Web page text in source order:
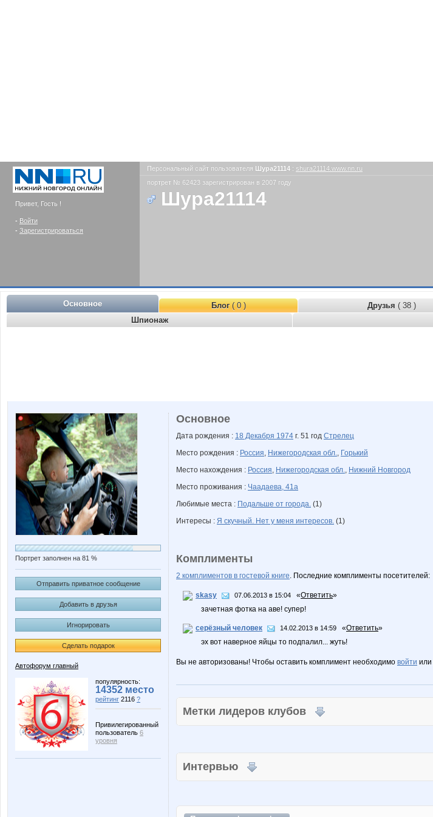
Привет, Гость !
- Войти
- Зарегистрироваться
Персональный сайт пользователя Шура21114 : shura21114.www.nn.ru
портрет № 62423 зарегистрирован в 2007 году
Шура21114
Основное Блог( 0 ) Друзья ( 38 )
Шпионаж
Портрет заполнен на 81 %
Отправить приватное сообщение
Добавить в друзья
Игнорировать
Сделать подарок
Автофорум главный
популярность:
14352 место
рейтинг 2116 ?
Привилегированный
пользователь 6
уровня
Основное
Дата рождения : 18 Декабря 1974 г. 51 год Стрелец
Место рождения : Россия, Нижегородская обл., Горький
Место нахождения : Россия, Нижегородская обл., Нижний Новгород
Место проживания : Чаадаева, 41а
Любимые места : Подальше от города. (1)
Интересы : Я скучный. Нет у меня интересов. (1)
Комплименты
2 комплиментов в гостевой книге. Последние комплименты посетителей:
skasy 07.06.2013 в 15:04 «Ответить»
зачетная фотка на аве! супер!
серёзный человек 14.02.2013 в 14:59 «Ответить»
эх вот наверное яйцы то подпалил... жуть!
Вы не авторизованы! Чтобы оставить комплимент необходимо войти или
Метки лидеров клубов
Интервью